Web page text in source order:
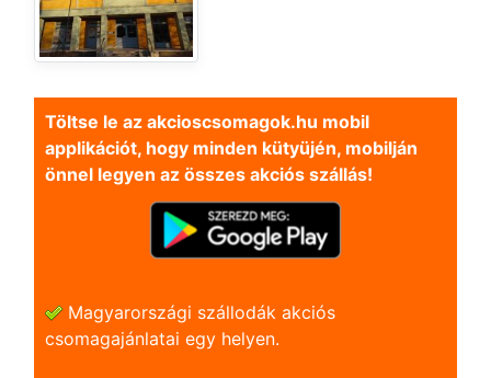
Töltse le az akcioscsomagok.hu mobil
applikációt, hogy minden kütyüjén, mobilján
önnel legyen az összes akciós szállás!
Magyarországi szállodák akciós
csomagajánlatai egy helyen.